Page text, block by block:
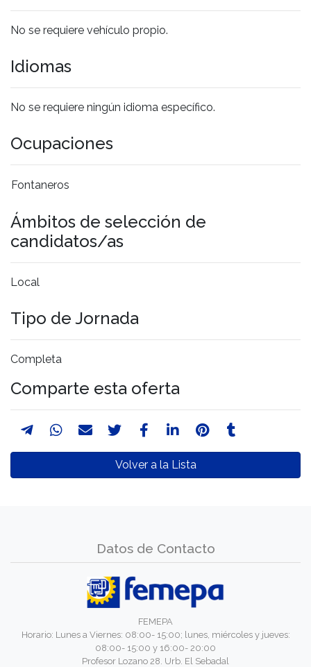
No se requiere vehículo propio.
Idiomas
No se requiere ningún idioma específico.
Ocupaciones
Fontaneros
Ámbitos de selección de
candidatos/as
Local
Tipo de Jornada
Completa
Comparte esta oferta
Volver a la Lista
Datos de Contacto
FEMEPA
Horario: Lunes a Viernes: 08:00- 15:00; lunes, miércoles y jueves:
08:00- 15:00 y 16:00- 20:00
Profesor Lozano 28. Urb. El Sebadal